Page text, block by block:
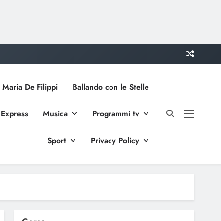
De Filippi Ballando con le Stelle
Musica Programmi tv
Sport Privacy Policy